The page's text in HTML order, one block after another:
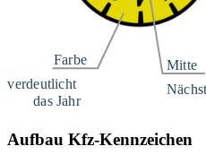
Aufbau Kfz-Kennzeichen